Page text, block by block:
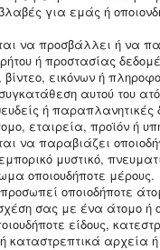
για εμάς ή
να προσβάλλει ή να
ή προστασίας
εικόνων ή
αυτού του
ή παραπλανητικές
εταιρεία, προϊόν ή
να παραβιάζει
μυστικό,
οποιουδήποτε μέρους.
οποιοδήποτε
σας με ένα άτομο ή
είδους,
αρχεία